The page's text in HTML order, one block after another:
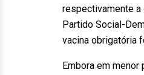
respectivamente a
Partido Social-
vacina obrigatória
Embora em